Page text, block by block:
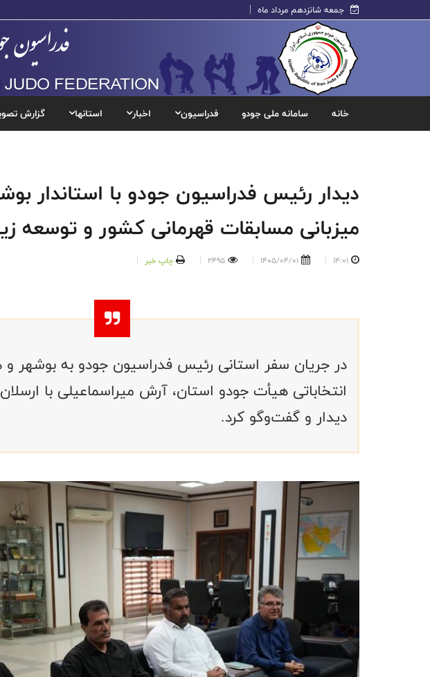
جمعه شانزدهم مرداد ماه
خانه سامانه ملی جودو فدراسیون اخبار استانها گزارش
دیدار رئیس فدراسیون جودو با استاندار
میزبانی مسابقات قهرمانی کشور و توسعه
14:01
1405/04/01
2495 چاپ خبر
در جریان سفر استانی رئیس فدراسیون جودو به بوشهر و
انتخاباتی هیأت جودو استان، آرش میراسماعیلی با ارسلان
دیدار و گفت‌وگو کرد.